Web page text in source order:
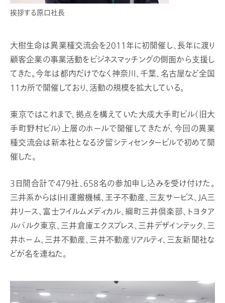
挨拶する原口社長
大樹生命は異業種交流会を2011年に初開催し、長年に渡り
顧客企業の事業活動をビジネスマッチングの側面から支援し
てきた。今年は都内だけでなく神奈川、千葉、名古屋など全国
11カ所で開催しており、活動の規模を拡大している。
東京ではこれまで、拠点を構えていた大成大手町ビル（旧大
手町野村ビル）上層のホールで開催してきたが、今回の異業
種交流会は新本社となる汐留シティセンタービルで初めて開
催した。
3日間合計で479社、658名の参加申し込みを受け付けた。
三井系からはIHI運搬機械、王子不動産、三友サービス、JA三
井リース、富士フイルムメディカル、綱町三井倶楽部、トヨタア
ルバルク東京、三井倉庫エクスプレス、三井デザインテック、三
井ホーム、三井不動産、三井不動産リアルティ、三友新聞社な
どが名を連ねた。